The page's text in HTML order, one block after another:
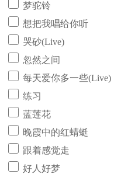
梦驼铃
想把我唱给你听
哭砂(Live)
忽然之间
每天爱你多一些(Live)
练习
蓝莲花
晚霞中的红蜻蜓
跟着感觉走
好人好梦